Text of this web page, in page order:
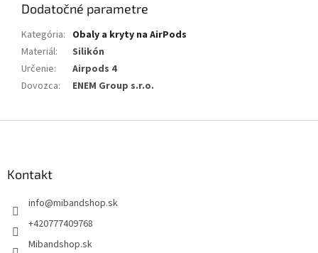
Dodatočné parametre
Kategória: Obaly a kryty na AirPods
Materiál:
Silikón
Určenie:
Airpods 4
Dovozca: ENEM Group s.r.o.
Kontakt
info@mibandshop.sk
+420777409768
Mibandshop.sk